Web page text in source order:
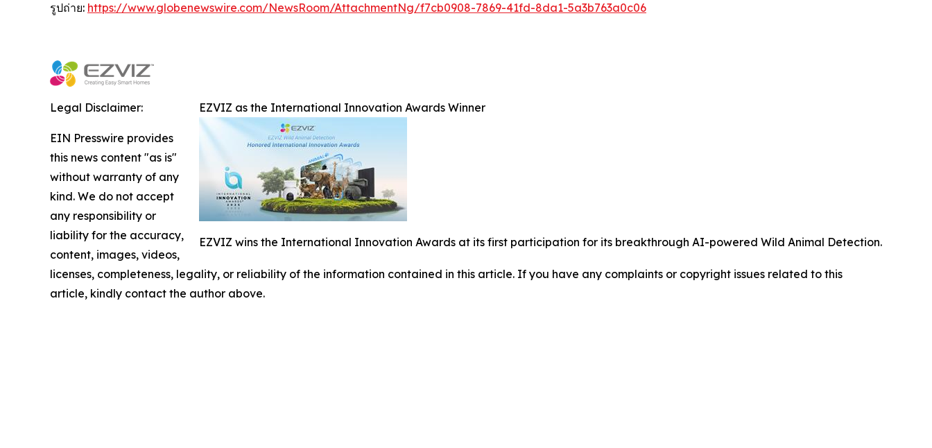
รูปถ่าย: https://www.globenewswire.com/NewsRoom/AttachmentNg/f7cb0908-7869-41fd-8da1-5a3b763a0c06
EZVIZ as the International Innovation Awards Winner
EZVIZ wins the International Innovation Awards at its first participation for its breakthrough AI-powered Wild Animal Detection.
Legal Disclaimer:
EIN Presswire provides
this news content "as is"
without warranty of any
kind. We do not accept
any responsibility or
liability for the accuracy,
content, images, videos,
licenses, completeness, legality, or reliability of the information contained in this article. If you have any complaints or copyright issues related to this
article, kindly contact the author above.